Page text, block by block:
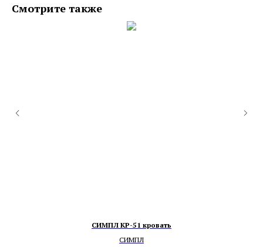
Смотрите также
СИМПЛ КР-51 кровать
СИМПЛ